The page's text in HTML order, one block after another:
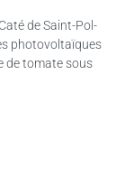
de Saint-Pol-
photovoltaïques
de tomate sous